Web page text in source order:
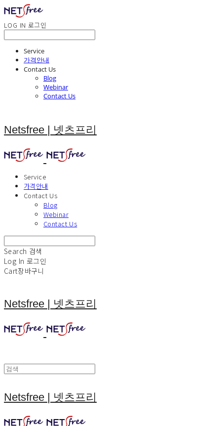
LOG IN 로그인
Service
가격안내
Contact Us
Blog
Webinar
Contact Us
Netsfree | 넷츠프리
Service
가격안내
Contact Us
Blog
Webinar
Contact Us
Search 검색
Log In 로그인
Cart장바구니
Netsfree | 넷츠프리
Netsfree | 넷츠프리